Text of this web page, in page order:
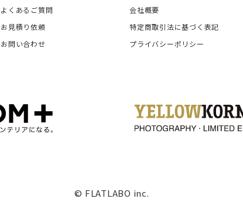
よくあるご質問
お見積り依頼
お問い合わせ
会社概要
特定商取引法に基づく表記
プライバシーポリシー
© FLATLABO inc.